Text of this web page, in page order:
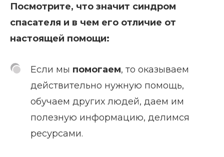
Посмотрите, что значит синдром
спасателя и в чем его отличие от
настоящей помощи:
Если мы помогаем, то оказываем
действительно нужную помощь,
обучаем других людей, даем им
полезную информацию, делимся
ресурсами.